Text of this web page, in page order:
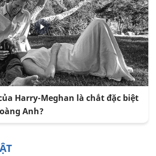
Harry-Meghan là chắt đặc biệt
Anh?